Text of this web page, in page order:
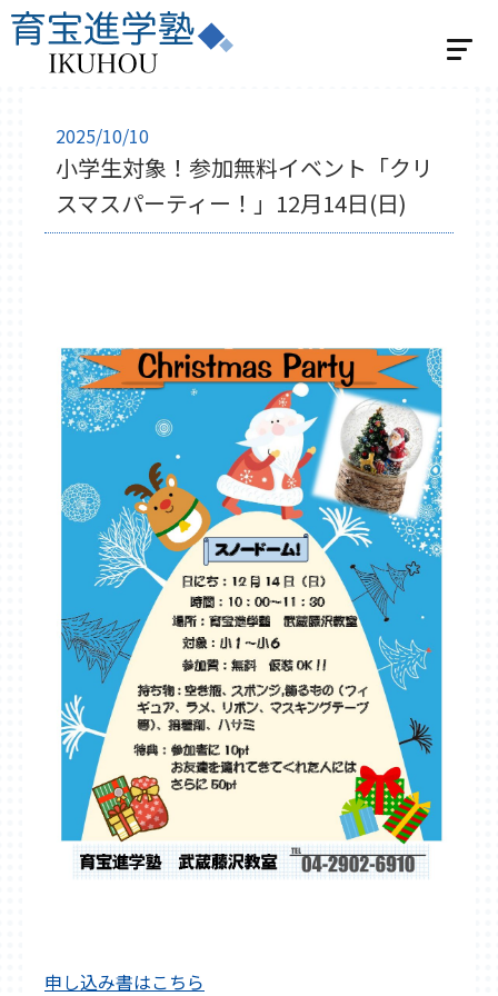
ホーム
選べる2つの指導
個別指導
学習スタジオパーソナル
集団指導 中学生の方
ベネッセの英語教室 BE studio
教室紹介
飯能教室
入間教室
小川教室
東松山教室
武蔵藤沢教室
新所沢教室
育宝進学塾について
講師紹介
生徒保護者の声
成績UP事例
入塾の流れ
各種検定試験
企業概要
よくある質問
採用情報
2025/10/10
小学生対象！参加無料イベント「クリ
スマスパーティー！」12月14日(日)
申し込み書はこちら